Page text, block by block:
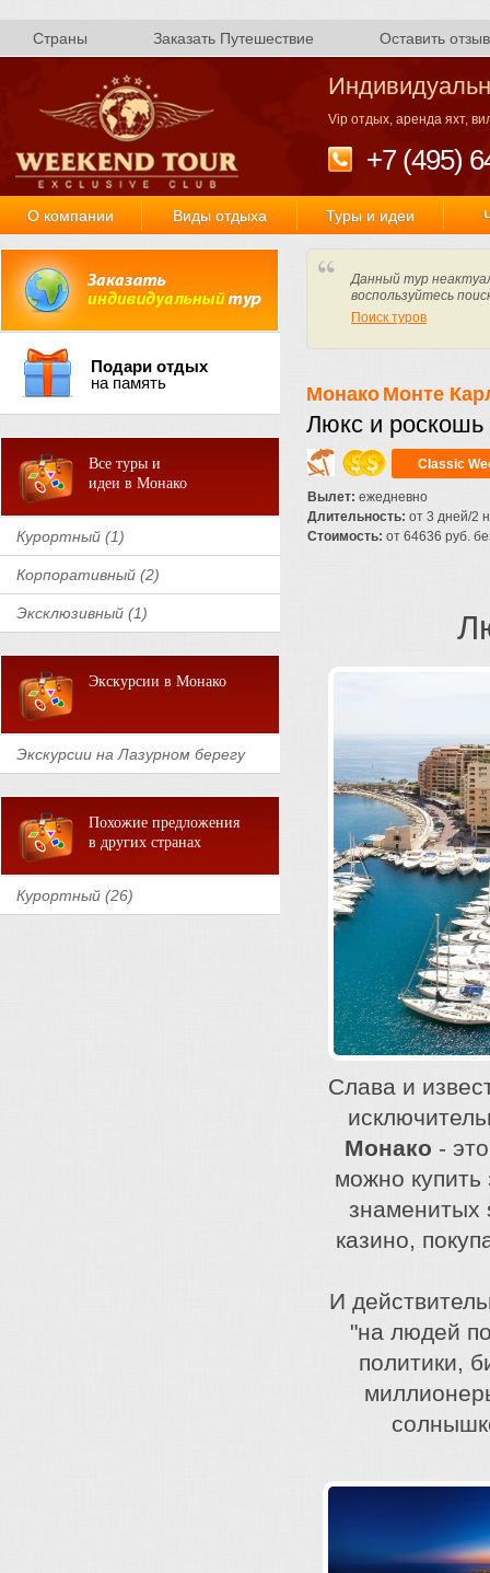
Страны Заказать Путешествие Оставить отзыв
Vip отдых, аренда яхт,
+7 (495)
О компании Виды отдыха Туры и идеи
Подари отдых
на память
Все туры и
идеи в Монако
Курортный (1)
Корпоративный (2)
Эксклюзивный (1)
Экскурсии в Монако
Экскурсии на Лазурном берегу
Похожие предложения
в других странах
Курортный (26)
Данный тур
воспользуйтесь
Поиск туров
Монако Монте
Люкс и
Classic
Вылет: ежедневно
Длительность: от 3 дней/2
Стоимость: от 64636 руб.
Слава и
Монако -
можно купить
знаменитых
казино,
И
"на людей
политики,